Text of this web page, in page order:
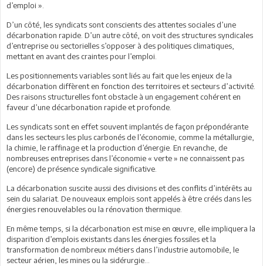
d’emploi ».
D’un côté, les syndicats sont conscients des attentes sociales d’une
décarbonation rapide. D’un autre côté, on voit des structures syndicales
d’entreprise ou sectorielles s’opposer à des politiques climatiques,
mettant en avant des craintes pour l’emploi.
Les positionnements variables sont liés au fait que les enjeux de la
décarbonation diffèrent en fonction des territoires et secteurs d’activité.
Des raisons structurelles font obstacle à un engagement cohérent en
faveur d’une décarbonation rapide et profonde.
Les syndicats sont en effet souvent implantés de façon prépondérante
dans les secteurs les plus carbonés de l’économie, comme la métallurgie,
la chimie, le raffinage et la production d’énergie. En revanche, de
nombreuses entreprises dans l’économie « verte » ne connaissent pas
(encore) de présence syndicale significative.
La décarbonation suscite aussi des divisions et des conflits d’intérêts au
sein du salariat. De nouveaux emplois sont appelés à être créés dans les
énergies renouvelables ou la rénovation thermique.
En même temps, si la décarbonation est mise en œuvre, elle impliquera la
disparition d’emplois existants dans les énergies fossiles et la
transformation de nombreux métiers dans l’industrie automobile, le
secteur aérien, les mines ou la sidérurgie…